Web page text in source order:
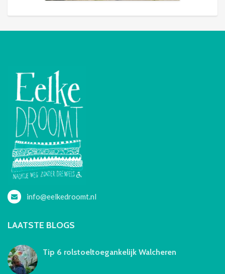
info@eelkedroomt.nl
LAATSTE BLOGS
Tip 6 rolstoeltoegankelijk Walcheren